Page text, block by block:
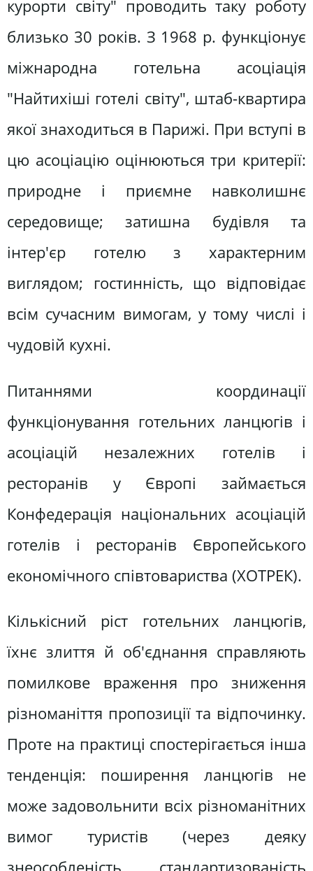
курорти світу" проводить таку роботу
близько 30 років. З 1968 р. функціонує
міжнародна готельна асоціація
"Найтихіші готелі світу", штаб-квартира
якої знаходиться в Парижі. При вступі в
цю асоціацію оцінюються три критерії:
природне і приємне навколишнє
середовище; затишна будівля та
інтер'єр готелю з характерним
виглядом; гостинність, що відповідає
всім сучасним вимогам, у тому числі і
чудовій кухні.
Питаннями координації
функціонування готельних ланцюгів і
асоціацій незалежних готелів і
ресторанів у Європі займається
Конфедерація національних асоціацій
готелів і ресторанів Європейського
економічного співтовариства (ХОТРЕК).
Кількісний ріст готельних ланцюгів,
їхнє злиття й об'єднання справляють
помилкове враження про зниження
різноманіття пропозиції та відпочинку.
Проте на практиці спостерігається інша
тенденція: поширення ланцюгів не
може задовольнити всіх різноманітних
вимог туристів (через деяку